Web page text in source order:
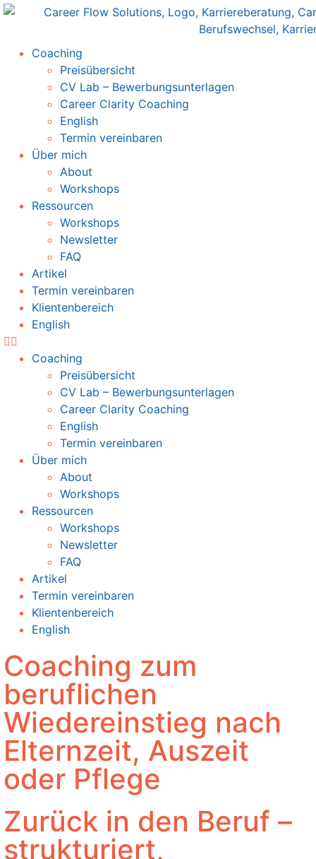
Coaching
Preisübersicht
CV Lab – Bewerbungsunterlagen
Career Clarity Coaching
English
Termin vereinbaren
Über mich
About
Workshops
Ressourcen
Workshops
Newsletter
FAQ
Artikel
Termin vereinbaren
Klientenbereich
English
Coaching
Preisübersicht
CV Lab – Bewerbungsunterlagen
Career Clarity Coaching
English
Termin vereinbaren
Über mich
About
Workshops
Ressourcen
Workshops
Newsletter
FAQ
Artikel
Termin vereinbaren
Klientenbereich
English
Coaching zum
beruflichen
Wiedereinstieg nach
Elternzeit, Auszeit
oder Pflege
Zurück in den Beruf –
strukturiert,